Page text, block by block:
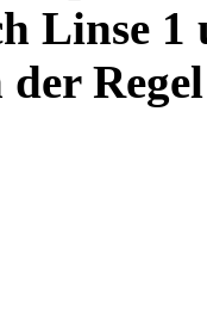
Linse
der Regel